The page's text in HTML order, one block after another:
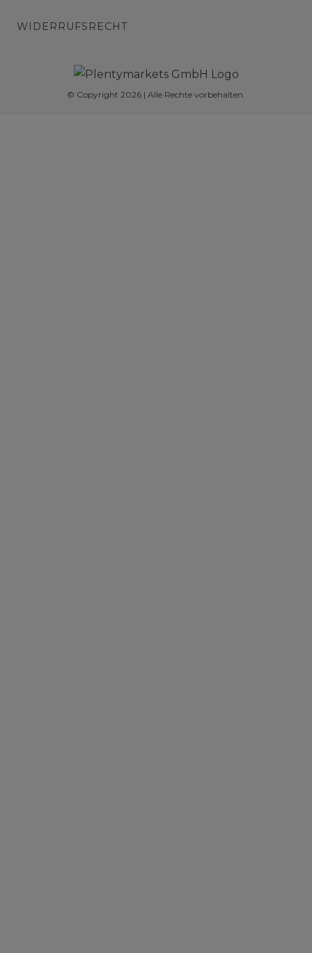
WIDERRUFSRECHT
© Copyright 2026 | Alle Rechte vorbehalten.